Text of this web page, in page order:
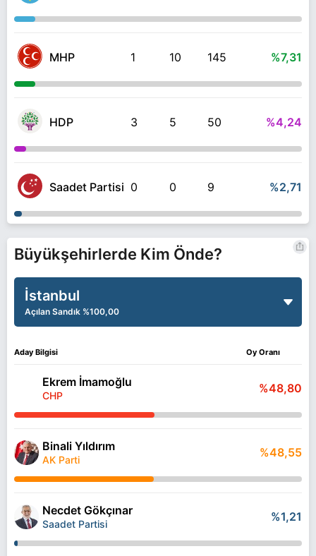
MHP 1 10 145 %7,31
HDP 3 5 50 %4,24
Saadet Partisi 0 0 9 %2,71
Büyükşehirlerde Kim Önde?
Açılan Sandık %100,00
İstanbul
Aday Bilgisi Oy Oranı
Ekrem İmamoğlu
CHP
%48,80
Binali Yıldırım
AK Parti
%48,55
Necdet Gökçınar
Saadet Partisi
%1,21